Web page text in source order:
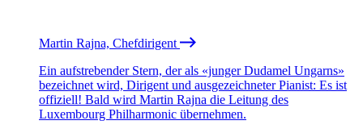
Martin Rajna, Chefdirigent
Ein aufstrebender Stern, der als «junger Dudamel Ungarns»
bezeichnet wird, Dirigent und ausgezeichneter Pianist: Es ist
offiziell! Bald wird Martin Rajna die Leitung des
Luxembourg Philharmonic übernehmen.